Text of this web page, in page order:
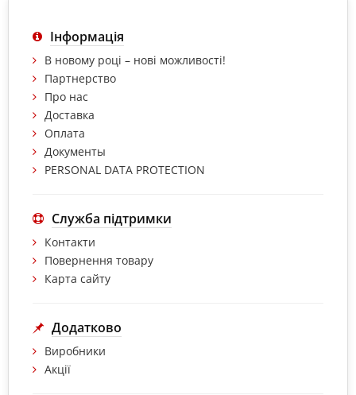
Інформація
В новому році – нові можливості!
Партнерство
Про нас
Доставка
Оплата
Документы
PERSONAL DATA PROTECTION
Служба підтримки
Контакти
Повернення товару
Карта сайту
Додатково
Виробники
Акції